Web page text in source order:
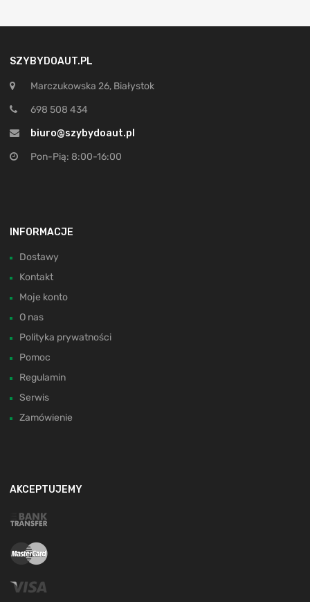
SZYBYDOAUT.PL
Marczukowska 26, Białystok
698 508 434
biuro@szybydoaut.pl
Pon-Pią: 8:00-16:00
INFORMACJE
Dostawy
Kontakt
Moje konto
O nas
Polityka prywatności
Pomoc
Regulamin
Serwis
Zamówienie
AKCEPTUJEMY